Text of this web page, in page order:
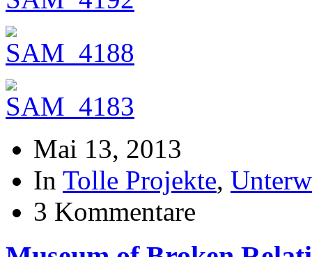
Mai 13, 2013
In Tolle Projekte,
3 Kommentare